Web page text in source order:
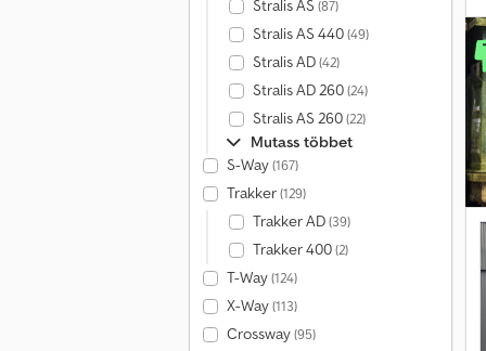
Stralis AS (87)
Stralis AS 440(49)
Stralis AD(42)
Stralis AD 260(24)
Stralis AS 260(22)
Mutass többet
S-Way(167)
Trakker(129)
Trakker AD(39)
Trakker 400(2)
T-Way(124)
X-Way(113)
Crossway(95)